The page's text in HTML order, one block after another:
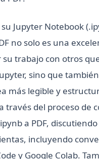
Jupyter Notebook
no solo es una
trabajo con otros
sino que
más legible y
través del proceso de
a PDF,
incluyendo
y Google Colab.